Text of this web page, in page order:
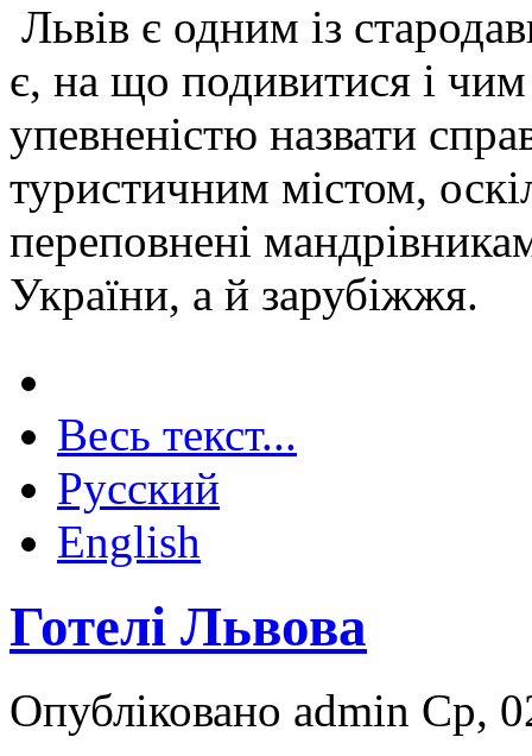
Львів є одним із
є, на що подивитися і
упевненістю назвати
туристичним містом,
переповнені
України, а й зарубіжжя.
Весь текст...
Русский
English
Готелі Львова
Опубліковано admin Ср,